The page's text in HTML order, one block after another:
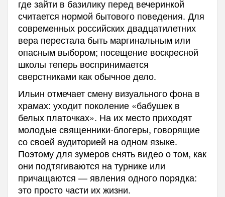
где зайти в базилику перед вечеринкой
считается нормой бытового поведения. Для
современных российских двадцатилетних
вера перестала быть маргинальным или
опасным выбором; посещение воскресной
школы теперь воспринимается
сверстниками как обычное дело.
Ильин отмечает смену визуального фона в
храмах: уходит поколение «бабушек в
белых платочках». На их место приходят
молодые священники-блогеры, говорящие
со своей аудиторией на одном языке.
Поэтому для зумеров снять видео о том, как
они подтягиваются на турнике или
причащаются — явления одного порядка:
это просто части их жизни.